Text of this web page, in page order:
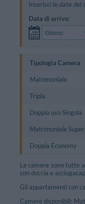
Inserisci le date del
Data di arrivo:
Tipologia Camera
Matrimoniale
Tripla
Doppia uso Singola
Matrimoniale
Doppia Economy
Le camere sono tutte
con doccia e
Gli appartamenti con
Camere disponibili: